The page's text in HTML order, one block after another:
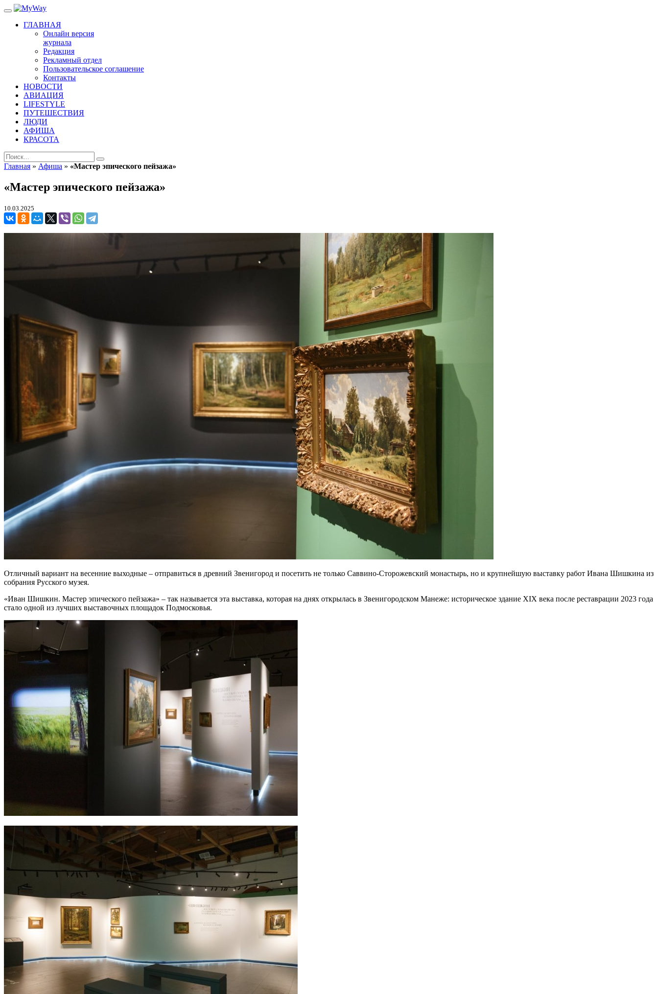
ГЛАВНАЯ
Онлайн версия
журнала
Редакция
Рекламный отдел
Пользовательское соглашение
Контакты
НОВОСТИ
АВИАЦИЯ
LIFESTYLE
ПУТЕШЕСТВИЯ
ЛЮДИ
АФИША
КРАСОТА
Главная » Афиша » «Мастер эпического пейзажа»
«Мастер эпического пейзажа»
10.03.2025
Отличный вариант на весенние выходные – отправиться в древний Звенигород и посетить не только Саввино-Сторожевский монастырь, но и крупнейшую выставку работ Ивана Шишкина из
собрания Русского музея.
«Иван Шишкин. Мастер эпического пейзажа» – так называется эта выставка, которая на днях открылась в Звенигородском Манеже: историческое здание XIX века после реставрации 2023 года
стало одной из лучших выставочных площадок Подмосковья.